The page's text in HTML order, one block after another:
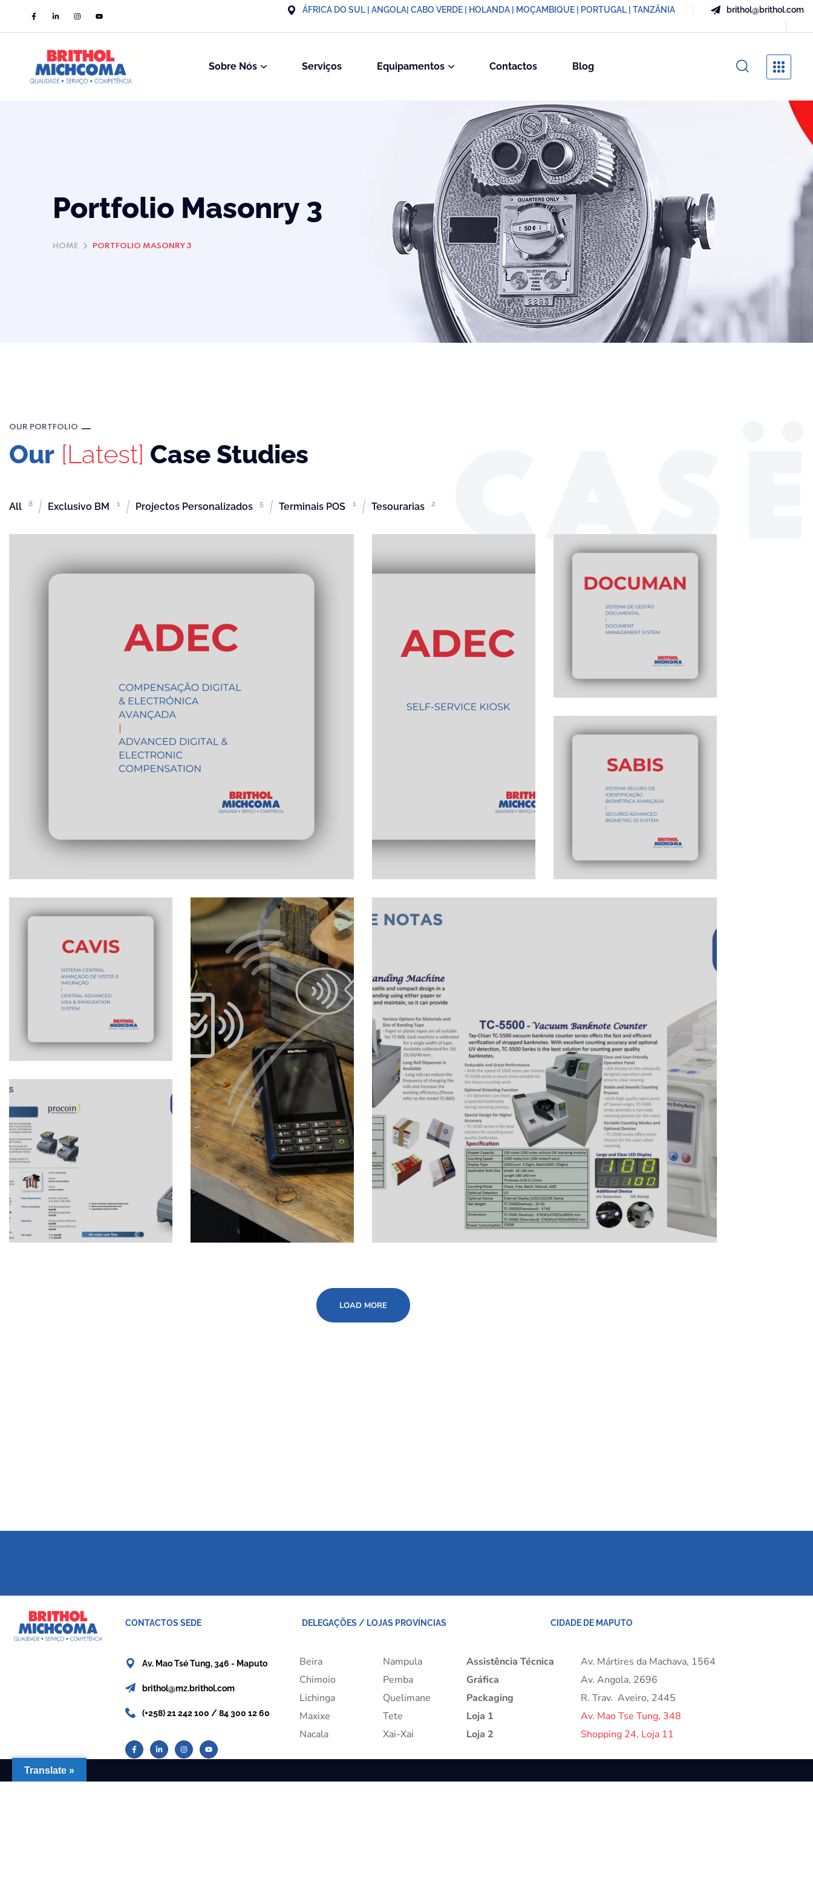
ÁFRICA DO SUL | ANGOLA| CABO VERDE | HOLANDA | MOÇAMBIQUE | PORTUGAL | TANZÂNIA brithol@brithol.com
Sobre Nós Serviços Equipamentos Contactos Blog
Portfolio Masonry 3
HOME PORTFOLIO MASONRY 3
OUR PORTFOLIO
Our [Latest] Case Studies
All 8 Exclusivo BM 1 Projectos Personalizados 5 Terminais POS 1 Tesourarias 2
LOAD MORE
CONTACTOS SEDE
Av. Mao Tsé Tung, 346 - Maputo
brithol@mz.brithol.com
(+258) 21 242 100 / 84 300 12 60
DELEGAÇÕES / LOJAS PROVÍNCIAS
Beira
Chimoio
Lichinga
Maxixe
Nacala
Nampula
Pemba
Quelimane
Tete
Xai-Xai
CIDADE DE MAPUTO
Assistência Técnica
Gráfica
Packaging
Loja 1
Loja 2
Av. Mártires da Machava, 1564
Av. Angola, 2696
R. Trav. Aveiro, 2445
Av. Mao Tse Tung, 348
Shopping 24, Loja 11
Translate »